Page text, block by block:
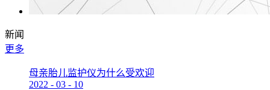
新闻
更多
母亲胎儿监护仪为什么受欢迎
2022 - 03 - 10